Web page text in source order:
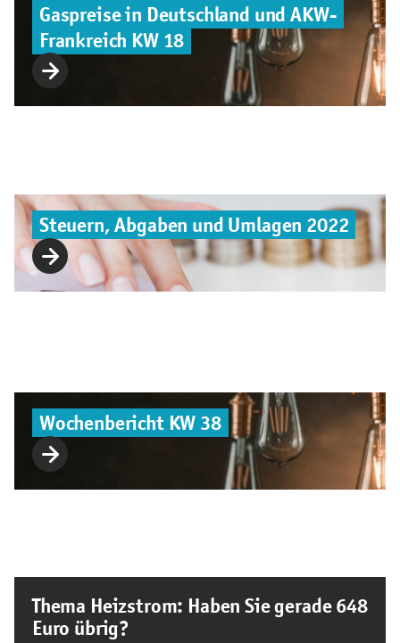
Gaspreise in Deutschland und AKW-
Frankreich KW 18
Steuern, Abgaben und Umlagen 2022
Wochenbericht KW 38
Thema Heizstrom: Haben Sie gerade 648
Euro übrig?